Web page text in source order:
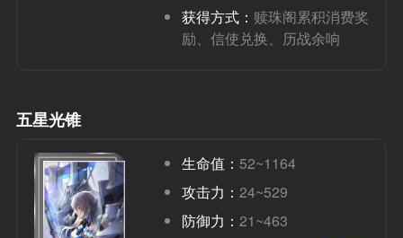
获得方式： 赎珠阁累积消费奖
励、信使兑换、历战余响
五星光锥
生命值：52~1164
攻击力：24~529
防御力：21~463